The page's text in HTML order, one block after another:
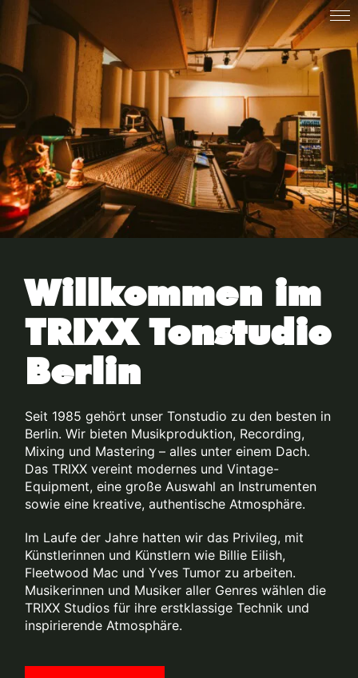
Willkommen im
TRIXX Tonstudio
Berlin
Seit 1985 gehört unser Tonstudio zu den besten in
Berlin. Wir bieten Musikproduktion, Recording,
Mixing und Mastering – alles unter einem Dach.
Das TRIXX vereint modernes und Vintage-
Equipment, eine große Auswahl an Instrumenten
sowie eine kreative, authentische Atmosphäre.
Im Laufe der Jahre hatten wir das Privileg, mit
Künstlerinnen und Künstlern wie Billie Eilish,
Fleetwood Mac und Yves Tumor zu arbeiten.
Musikerinnen und Musiker aller Genres wählen die
TRIXX Studios für ihre erstklassige Technik und
inspirierende Atmosphäre.